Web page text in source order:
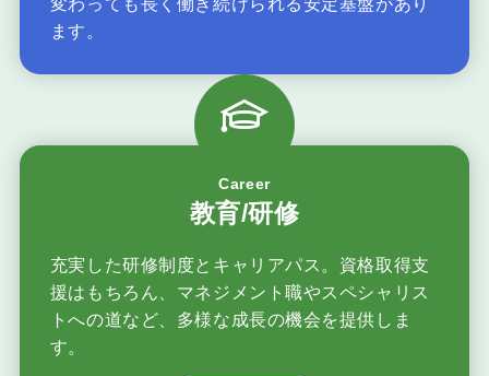
ます。
Career
教育/研修
充実した研修制度とキャリアパス。資格取得支
援はもちろん、マネジメント職やスペシャリス
トへの道など、多様な成長の機会を提供しま
す。